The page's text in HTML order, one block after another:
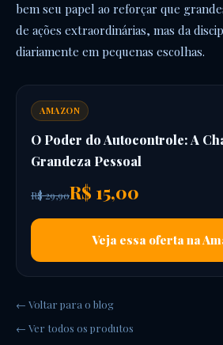
bem seu papel ao reforçar que
de ações extraordinárias, mas da
diariamente em pequenas escolhas.
AMAZON
O Poder do Autocontrole: A
Grandeza Pessoal
R$ 29,90R$ 15,00
Veja essa oferta na
← Voltar para o blog
← Ver todos os produtos